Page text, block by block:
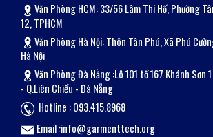
Văn Phòng HCM: 33/56 Lâm Thi Hố, Phường
12, TPHCM
Văn Phòng Hà Nội: Thôn Tân Phú, Xã Phú
Hà Nội
Văn Phòng Đà Nẵng :Lô 101 tổ 167 Khánh Sơn
- Q.Liên Chiểu - Đà Nẵng
Hotline : 093.415.8968
Email :info@garmenttech.org